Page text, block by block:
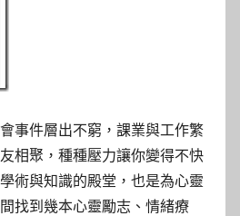
事件層出不窮，課業與工作繁
相聚，種種壓力讓你變得不快
術與知識的殿堂，也是為心靈
找到幾本心靈勵志、情緒療